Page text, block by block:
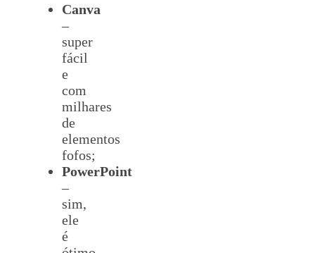
Canva
–
super
fácil
e
com
milhares
de
elementos
fofos;
PowerPoint
–
sim,
ele
é